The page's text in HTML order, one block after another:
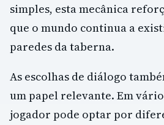
simples, esta mecânica
que o mundo continua a
paredes da taberna.
As escolhas de diálogo
um papel relevante. Em
jogador pode optar por